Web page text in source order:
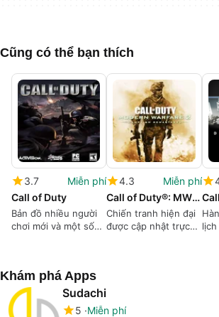
Cũng có thể bạn thích
3.7
Miễn phí
Call of Duty
Bản đồ nhiều người
chơi mới và một số
4.3
Miễn phí
Call of Duty®: MW2 Campaign Remastered
Chiến tranh hiện đại
được cập nhật trực
Khám phá Apps
Sudachi
5 Miễn phí